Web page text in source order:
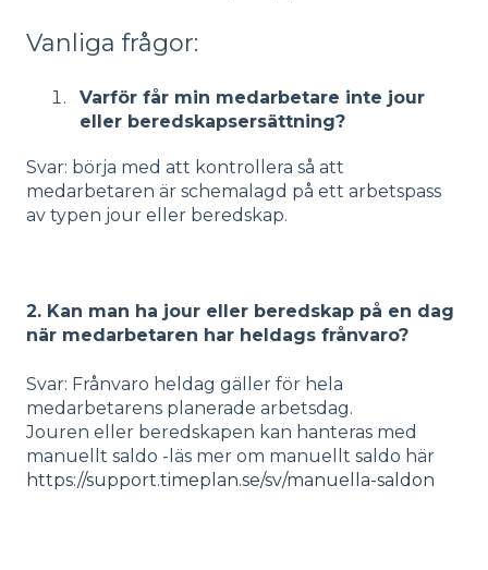
Vanliga frågor:
Varför får min medarbetare inte jour
eller beredskapsersättning?
Svar: börja med att kontrollera så att
medarbetaren är schemalagd på ett arbetspass
av typen jour eller beredskap.
2. Kan man ha jour eller beredskap på en dag
när medarbetaren har heldags frånvaro?
Svar: Frånvaro heldag gäller för hela
medarbetarens planerade arbetsdag.
Jouren eller beredskapen kan hanteras med
manuellt saldo -läs mer om manuellt saldo här
https://support.timeplan.se/sv/manuella-saldon